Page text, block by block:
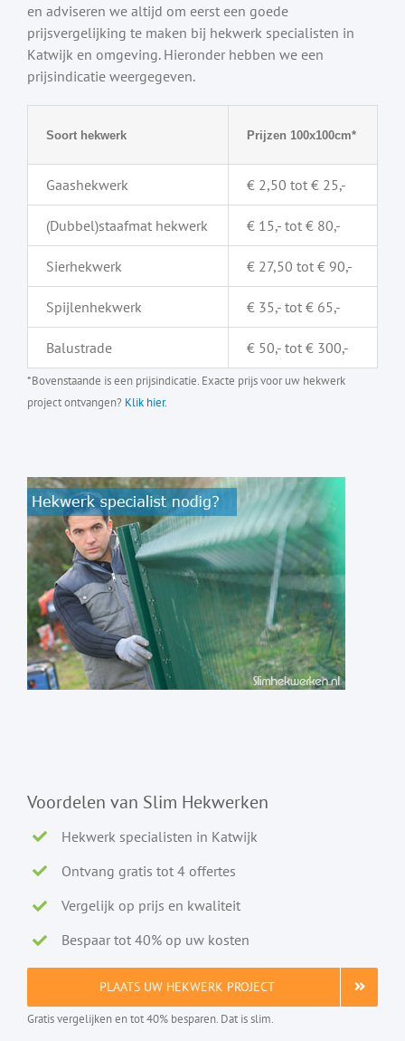
en adviseren we altijd om eerst een goede
prijsvergelijking te maken bij hekwerk specialisten in
Katwijk en omgeving. Hieronder hebben we een
prijsindicatie weergegeven.
Soort hekwerk Prijzen 100x100cm*
Gaashekwerk € 2,50 tot € 25,-
(Dubbel)staafmat hekwerk € 15,- tot € 80,-
Sierhekwerk € 27,50 tot € 90,-
Spijlenhekwerk € 35,- tot € 65,-
Balustrade € 50,- tot € 300,-
*Bovenstaande is een prijsindicatie. Exacte prijs voor uw hekwerk
project ontvangen? Klik hier.
Voordelen van Slim Hekwerken
Hekwerk specialisten in Katwijk
Ontvang gratis tot 4 offertes
Vergelijk op prijs en kwaliteit
Bespaar tot 40% op uw kosten
PLAATS UW HEKWERK PROJECT
Gratis vergelijken en tot 40% besparen. Dat is slim.